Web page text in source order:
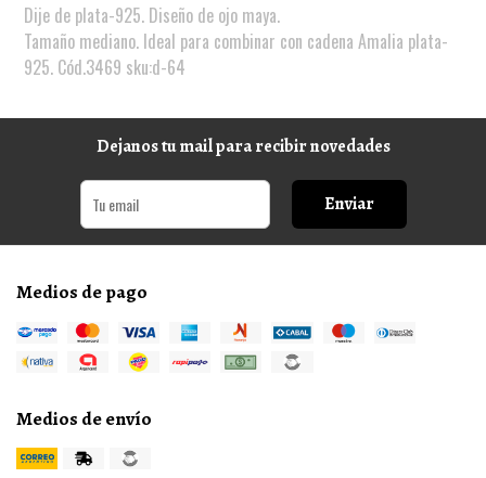
Dije de plata-925. Diseño de ojo maya.
Tamaño mediano. Ideal para combinar con cadena Amalia plata-
925. Cód.3469 sku:d-64
Dejanos tu mail para recibir novedades
Enviar
Medios de pago
Medios de envío